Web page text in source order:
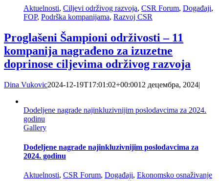
Aktuelnosti, Ciljevi održivog razvoja, CSR Forum, Događaji,
FOP, Podrška kompanijama, Razvoj CSR
Proglašeni Šampioni održivosti – 11
kompanija nagrađeno za izuzetne
doprinose ciljevima održivog razvoja
Dina Vukovic2024-12-19T17:01:02+00:0012 децембра, 2024|
Dodeljene nagrade najinkluzivnijim poslodavcima za 2024.
godinu
Gallery
Dodeljene nagrade najinkluzivnijim poslodavcima za
2024. godinu
Aktuelnosti, CSR Forum, Događaji, Ekonomsko osnaživanje